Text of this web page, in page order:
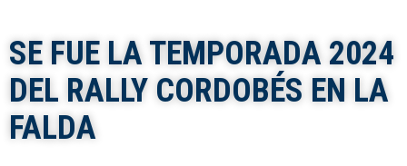
SE FUE LA TEMPORADA 2024
DEL RALLY CORDOBÉS EN LA
FALDA